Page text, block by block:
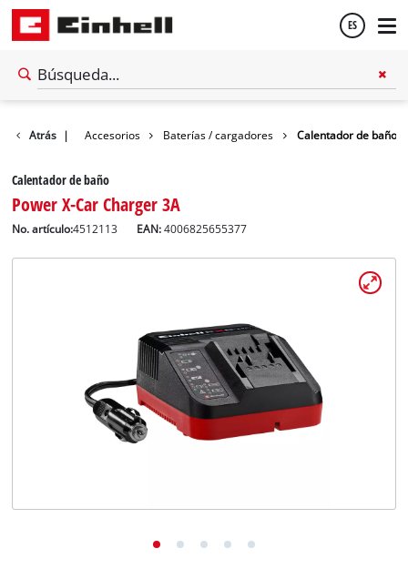
ES
Atrás | Accesorios Baterías / cargadores Calentador de baño
Calentador de baño
Power X-Car Charger 3A
No. artículo:4512113 EAN:4006825655377